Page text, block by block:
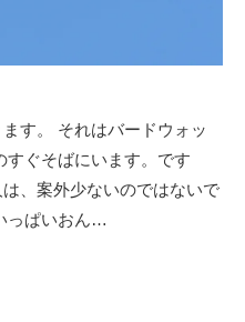
す。 それはバードウォッ
ぐそばにいます。です
、案外少ないのではないで
っぱいおん…